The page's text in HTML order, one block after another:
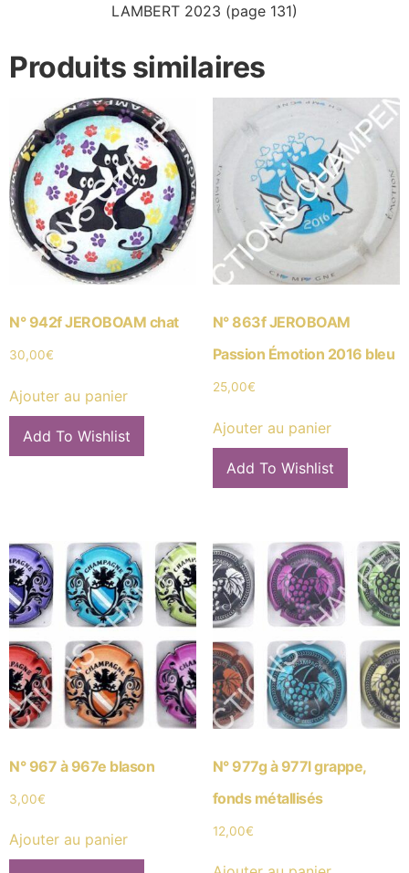
LAMBERT 2023 (page 131)
Produits similaires
N° 942f JEROBOAM chat
30,00€
Ajouter au panier
Add To Wishlist
N° 863f JEROBOAM
Passion Émotion 2016 bleu
25,00€
Ajouter au panier
Add To Wishlist
N° 967 à 967e blason
3,00€
Ajouter au panier
N° 977g à 977l grappe,
fonds métallisés
12,00€